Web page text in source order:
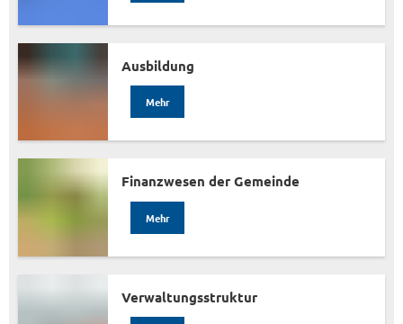
Ausbildung
Mehr
Finanzwesen der Gemeinde
Mehr
Verwaltungsstruktur